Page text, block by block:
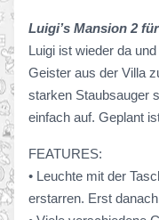
Luigi’s Mansion 2
Luigi ist wieder da
Geister aus der Villa
starken Staubsauger
einfach auf. Geplant
FEATURES:
• Leuchte mit der
erstarren. Erst